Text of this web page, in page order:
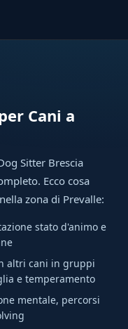
Cani a
Sitter Brescia
Ecco cosa
zona di Prevalle:
stato d'animo e
altri cani in gruppi
e temperamento
mentale, percorsi